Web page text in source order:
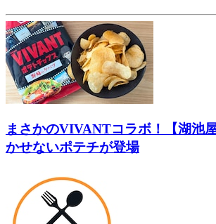
まさかのVIVANTコラボ！【湖池
かせないポテチが登場